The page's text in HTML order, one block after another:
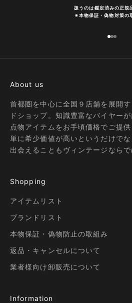
扱うのは鑑定済みの正規
※本物保証・偽物対策の
I18n
I18n
I18n
About us
首都圏を中心に全国９店舗を展開
ドショップ。知識豊富なバイヤー
点物アイテムをお手頃価格でご提供
単に希少価値が高いというだけで
出会えることもヴィンテージならで
Shopping
アイテムリスト
ブランドリスト
本物保証・偽物防止の取組み
返品・キャンセルについて
業者様向け卸販売について
Information